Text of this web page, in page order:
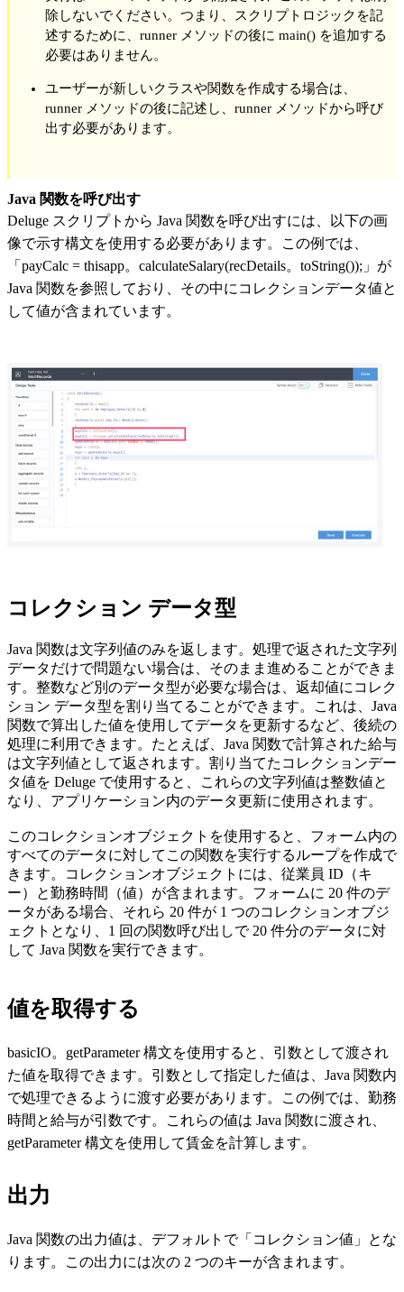
除しないでください。つまり、スクリプトロジックを記
述するために、runner メソッドの後に main() を追加する
必要はありません。
ユーザーが新しいクラスや関数を作成する場合は、
runner メソッドの後に記述し、runner メソッドから呼び
出す必要があります。
Java 関数を呼び出す
Deluge スクリプトから Java 関数を呼び出すには、以下の画
像で示す構文を使用する必要があります。この例では、
「payCalc = thisapp。calculateSalary(recDetails。toString());」が
Java 関数を参照しており、その中にコレクションデータ値と
して値が含まれています。
コレクション データ型
Java 関数は文字列値のみを返します。処理で返された文字列
データだけで問題ない場合は、そのまま進めることができま
す。整数など別のデータ型が必要な場合は、返却値にコレク
ション データ型を割り当てることができます。これは、Java
関数で算出した値を使用してデータを更新するなど、後続の
処理に利用できます。たとえば、Java 関数で計算された給与
は文字列値として返されます。割り当てたコレクションデー
タ値を Deluge で使用すると、これらの文字列値は整数値と
なり、アプリケーション内のデータ更新に使用されます。
このコレクションオブジェクトを使用すると、フォーム内の
すべてのデータに対してこの関数を実行するループを作成で
きます。コレクションオブジェクトには、従業員 ID（キ
ー）と勤務時間（値）が含まれます。フォームに 20 件のデ
ータがある場合、それら 20 件が 1 つのコレクションオブジ
ェクトとなり、1 回の関数呼び出しで 20 件分のデータに対
して Java 関数を実行できます。
値を取得する
basicIO。getParameter 構文を使用すると、引数として渡され
た値を取得できます。引数として指定した値は、Java 関数内
で処理できるように渡す必要があります。この例では、勤務
時間と給与が引数です。これらの値は Java 関数に渡され、
getParameter 構文を使用して賃金を計算します。
出力
Java 関数の出力値は、デフォルトで「コレクション値」とな
ります。この出力には次の 2 つのキーが含まれます。